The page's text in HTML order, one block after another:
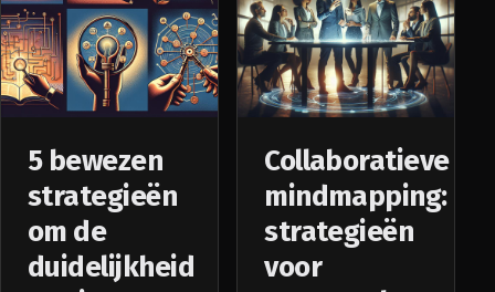
5 bewezen
strategieën
om de
duidelijkheid
Collaboratieve
mindmapping:
strategieën
voor